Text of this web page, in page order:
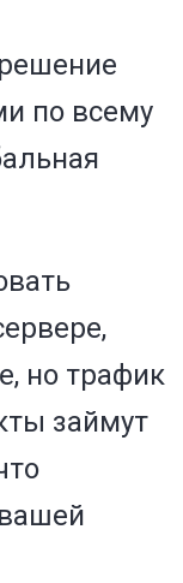
по всему
но трафик
займут